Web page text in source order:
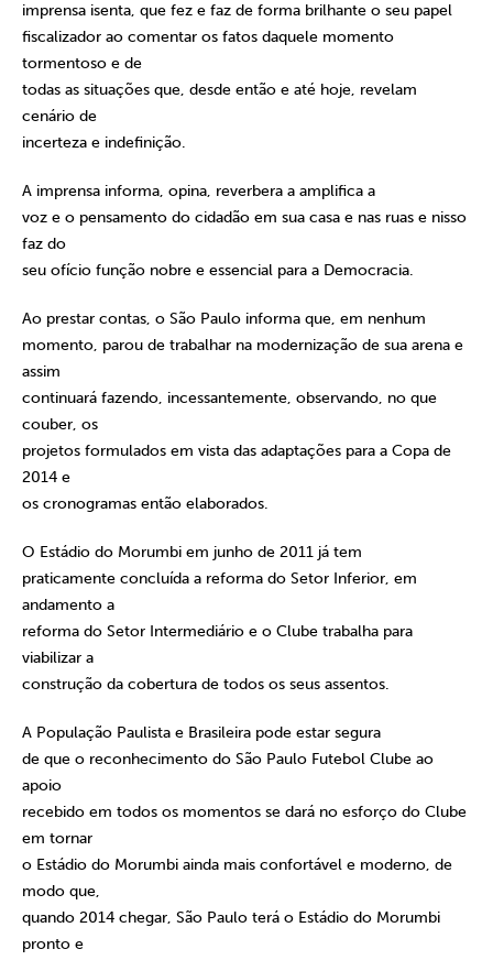
imprensa isenta, que fez e faz de forma brilhante o seu papel
fiscalizador ao comentar os fatos daquele momento
tormentoso e de
todas as situações que, desde então e até hoje, revelam
cenário de
incerteza e indefinição.
A imprensa informa, opina, reverbera a amplifica a
voz e o pensamento do cidadão em sua casa e nas ruas e nisso
faz do
seu ofício função nobre e essencial para a Democracia.
Ao prestar contas, o São Paulo informa que, em nenhum
momento, parou de trabalhar na modernização de sua arena e
assim
continuará fazendo, incessantemente, observando, no que
couber, os
projetos formulados em vista das adaptações para a Copa de
2014 e
os cronogramas então elaborados.
O Estádio do Morumbi em junho de 2011 já tem
praticamente concluída a reforma do Setor Inferior, em
andamento a
reforma do Setor Intermediário e o Clube trabalha para
viabilizar a
construção da cobertura de todos os seus assentos.
A População Paulista e Brasileira pode estar segura
de que o reconhecimento do São Paulo Futebol Clube ao
apoio
recebido em todos os momentos se dará no esforço do Clube
em tornar
o Estádio do Morumbi ainda mais confortável e moderno, de
modo que,
quando 2014 chegar, São Paulo terá o Estádio do Morumbi
pronto e